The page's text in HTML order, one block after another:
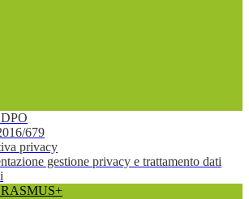
679
privacy
gestione privacy e trattamento dati